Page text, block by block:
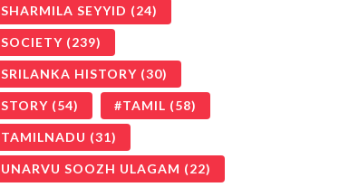
SHARMILA SEYYID (24)
SOCIETY (239)
SRILANKA HISTORY (30)
STORY (54) TAMIL (58)
TAMILNADU (31)
UNARVU SOOZH ULAGAM (22)